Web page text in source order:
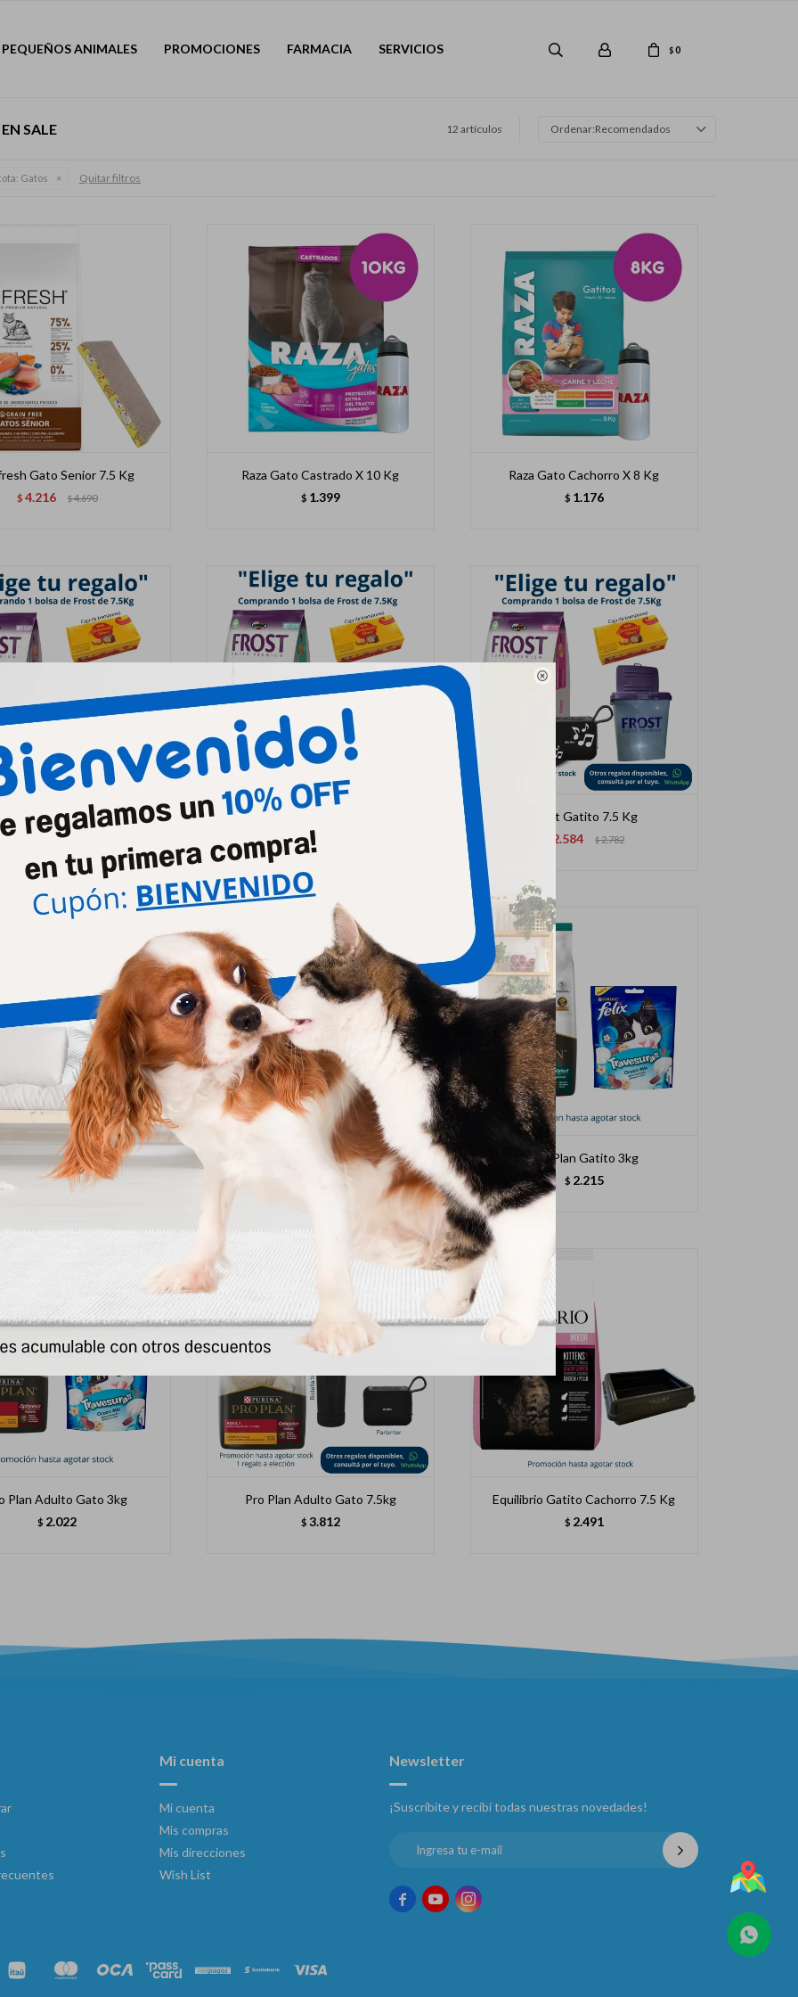

PEQUEÑOS ANIMALES PROMOCIONES FARMACIA SERVICIOS $0
SALE 12 artículos Recomendados
Gatos Quitar filtros
Gato Senior 7.5 Kg
$ 4.216 $4.690
Raza Gato Castrado X 10 Kg
$ 1.399
Raza Gato Cachorro X 8 Kg
$ 1.176
Cat Indoor 7.5 +1kg
2.301 $
Frost Gato Senior 7.5kg
$2.507
Frost Gatito 7.5 Kg
2.584 $2.782
Con Salmon Gato 7kg
4.599 $4.872
Biofresh Gatos Castrados X 7.5 Kg Pro Plan Gatito 3kg
$ 2.215
Plan Adulto Gato 3kg
$ 2.022
Pro Plan Adulto Gato 7.5kg
$ 3.812
Equilibrio Gatito Cachorro 7.5 Kg
$ 2.491
Mi cuenta
Mi cuenta
Mis compras
Mis direcciones
Wish List
Newsletter
¡Suscribite y recibí todas nuestras novedades!
  